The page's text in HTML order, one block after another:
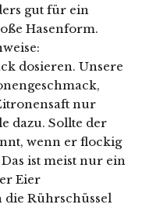
gut für ein
Hasenform.
dosieren. Unsere
nur
dazu. Sollte der
wenn er flockig
ist meist nur ein
Eier
Rührschüssel